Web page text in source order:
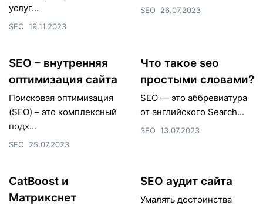
услуг...
SEO 19.11.2023
SEO 26.07.2023
SEO – внутренняя
оптимизация сайта
Поисковая оптимизация
(SEO) – это комплексный
подх...
SEO 25.07.2023
Что такое seo
простыми словами?
SEO — это аббревиатура
от английского Search...
SEO 13.07.2023
CatBoost и
Матрикснет
SEO аудит сайта
Умалять достоинства